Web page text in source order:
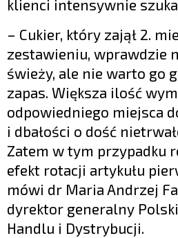
klienci intensywnie
– Cukier, który zajął 2.
zestawieniu, wprawdzie
świeży, ale nie warto go
zapas. Większa ilość
odpowiedniego miejsca
i dbałości o dość
Zatem w tym przypadku
efekt rotacji artykułu
mówi dr Maria Andrzej
dyrektor generalny
Handlu i Dystrybucji.